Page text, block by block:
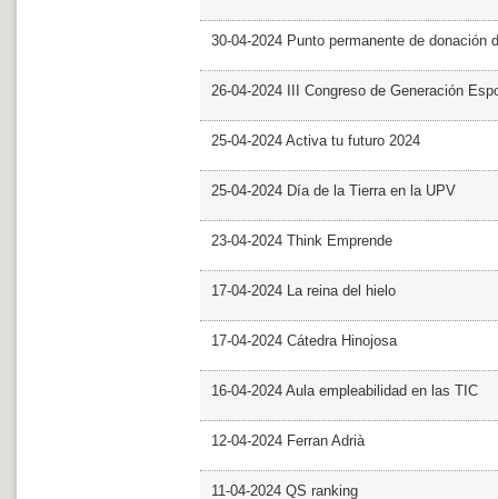
30-04-2024 Punto permanente de donación
26-04-2024 III Congreso de Generación
25-04-2024 Activa tu futuro 2024
25-04-2024 Día de la Tierra en la UPV
23-04-2024 Think Emprende
17-04-2024 La reina del hielo
17-04-2024 Cátedra Hinojosa
16-04-2024 Aula empleabilidad en las TIC
12-04-2024 Ferran Adrià
11-04-2024 QS ranking